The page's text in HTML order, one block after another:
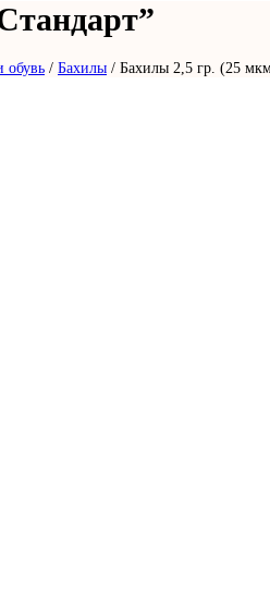
обувь / Бахилы / Бахилы 2,5 гр. (25